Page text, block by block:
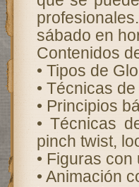
sábado en
Contenidos
• Tipos de
• Técnicas
• Principios
• Técnicas
pinch twist,
• Figuras
• Animación